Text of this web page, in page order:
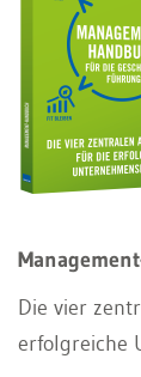
Die vier
erfolgreiche